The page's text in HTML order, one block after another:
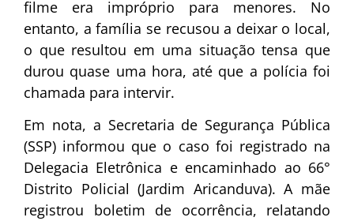
filme era impróprio para menores. No
entanto, a família se recusou a deixar o local,
o que resultou em uma situação tensa que
durou quase uma hora, até que a polícia foi
chamada para intervir.
Em nota, a Secretaria de Segurança Pública
(SSP) informou que o caso foi registrado na
Delegacia Eletrônica e encaminhado ao 66°
Distrito Policial (Jardim Aricanduva). A mãe
registrou boletim de ocorrência, relatando